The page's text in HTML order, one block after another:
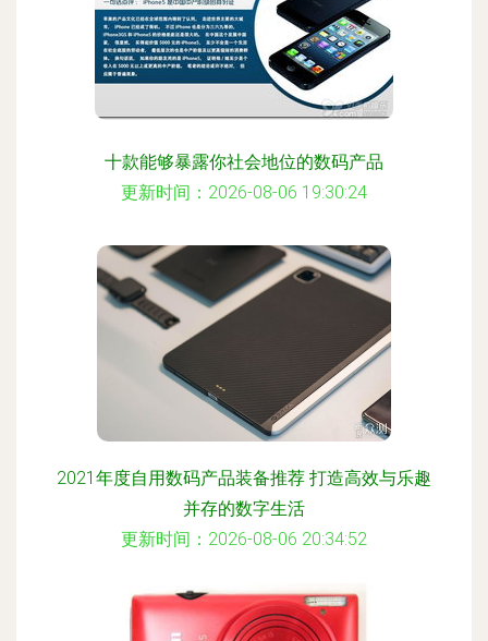
十款能够暴露你社会地位的数码产品
更新时间：2026-08-06 19:30:24
2021年度自用数码产品装备推荐 打造高效与乐趣
并存的数字生活
更新时间：2026-08-06 20:34:52